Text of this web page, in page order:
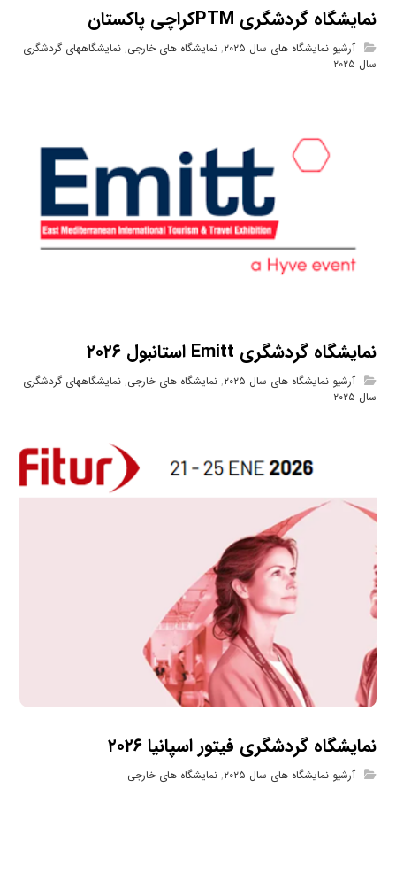
نمایشگاه گردشگری PTMکراچی پاکستان
آرشیو نمایشگاه های سال ۲۰۲۵ ,نمایشگاه های خارجی,نمایشگاههای گردشگری
سال ۲۰۲۵
نمایشگاه گردشگری Emitt استانبول ۲۰۲۶
آرشیو نمایشگاه های سال ۲۰۲۵ ,نمایشگاه های خارجی,نمایشگاههای گردشگری
سال ۲۰۲۵
نمایشگاه گردشگری فیتور اسپانیا ۲۰۲۶
آرشیو نمایشگاه های سال ۲۰۲۵ ,نمایشگاه های خارجی